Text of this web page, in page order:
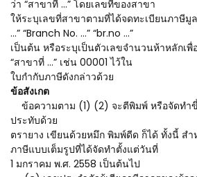
ว่า “สาขาที่ ...” โดยเลขที่ของสาขา
ให้ระบุเลขที่สาขาตามที่ได้จดทะเบียนภาษีมู
...” “Branch No. …” “br.no …”
เป็นต้น หรือระบุเป็นตัวเลขจำนวนห้าหลักเพื่
“สาขาที่ ...” เช่น 00001 ไว้ใน
ใบกำกับภาษีดังกล่าวด้วย
ข้อสังเกต
ข้อความตาม (1) (2) จะตีพิมพ์ หรือจัดทำ
ประทับด้วย
ตรายาง เขียนด้วยหมึก พิมพ์ดีด ก็ได้ ทั้งนี้ ส
ภาษีแบบเต็มรูปที่ได้จัดทำตั้งแต่วันที่
1 มกราคม พ.ศ. 2558 เป็นต้นไป